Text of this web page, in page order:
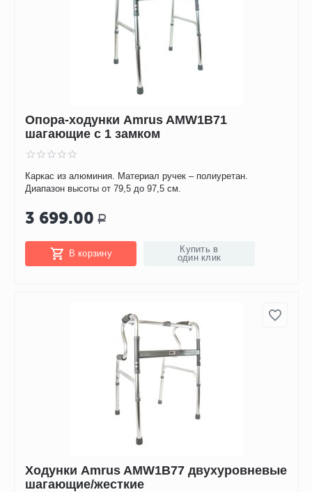
Опора-ходунки Amrus AMW1B71
шагающие с 1 замком
Каркас из алюминия. Материал ручек – полиуретан.
Диапазон высоты от 79,5 до 97,5 см.
3 699.00 Р
В корзину
Купить в
один клик
Ходунки Amrus AMW1B77 двухуровневые
шагающие/жесткие